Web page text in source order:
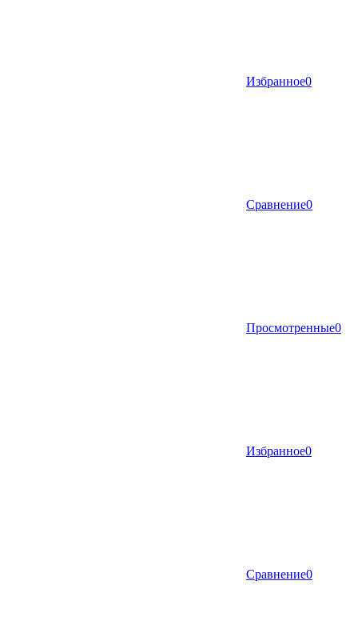
Избранное0
Сравнение0
Просмотренные0
Избранное0
Сравнение0